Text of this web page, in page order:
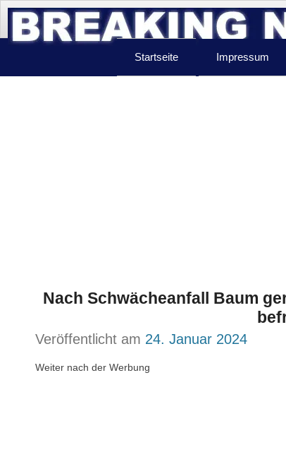
Startseite Impressum
Nach Schwächeanfall Baum
Veröffentlicht am 24. Januar 2024
Weiter nach der Werbung